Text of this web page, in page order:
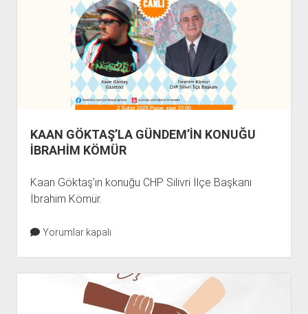
KAAN GÖKTAŞ’LA GÜNDEM’İN KONUĞU
İBRAHİM KÖMÜR
Kaan Göktaş’ın konuğu CHP Silivri İlçe Başkanı
İbrahim Kömür.
Yorumlar kapalı